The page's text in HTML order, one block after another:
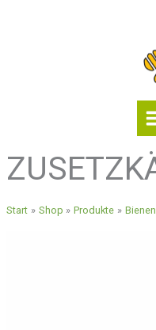
Start Shop Produkte